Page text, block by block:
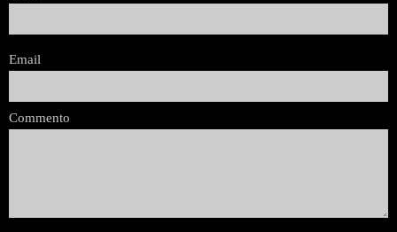
Email
Commento